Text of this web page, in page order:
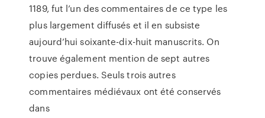
1189, fut l’un des commentaires de ce type les
plus largement diffusés et il en subsiste
aujourd’hui soixante-dix-huit manuscrits. On
trouve également mention de sept autres
copies perdues. Seuls trois autres
commentaires médiévaux ont été conservés
dans